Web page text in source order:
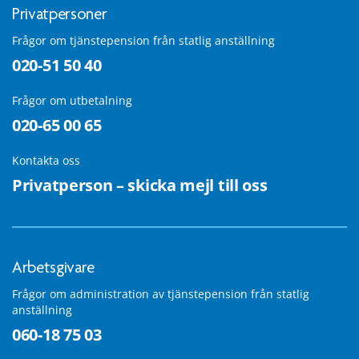
Privatpersoner
Frågor om tjänstepension från statlig anställning
020-51 50 40
Frågor om utbetalning
020-65 00 65
Kontakta oss
Privatperson – skicka mejl till oss
Arbetsgivare
Frågor om administration av tjänstepension från statlig
anställning
060-18 75 03